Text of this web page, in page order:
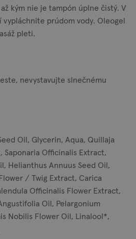
kým nie je tampón úplne čistý. V
prúdom vody. Oleogel
pleti.
nevystavujte slnečnému
Oil, Glycerin, Aqua, Quillaja
Saponaria Officinalis Extract,
Helianthus Annuus Seed Oil,
/ Twig Extract, Carica
Officinalis Flower Extract,
Oil, Pelargonium
Nobilis Flower Oil, Linalool*,